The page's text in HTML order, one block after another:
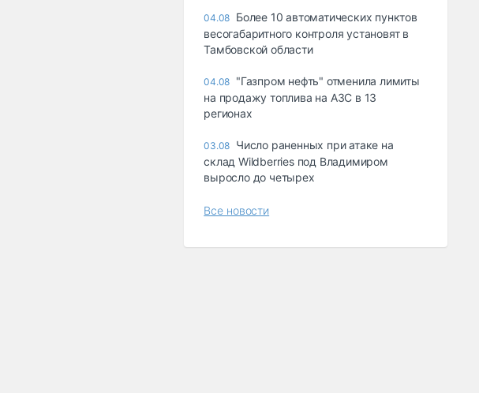
04.08 Более 10 автоматических пунктов
весогабаритного контроля установят в
Тамбовской области
04.08 "Газпром нефть" отменила лимиты
на продажу топлива на АЗС в 13
регионах
03.08 Число раненных при атаке на
склад Wildberries под Владимиром
выросло до четырех
Все новости